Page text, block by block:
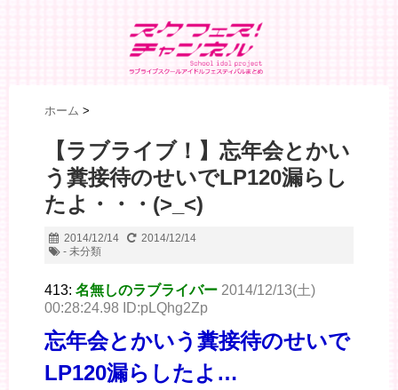
ホーム >
【ラブライブ！】忘年会とかい
う糞接待のせいでLP120漏らし
たよ・・・(>_<)
2014/12/14
2014/12/14
- 未分類
413: 名無しのラブライバー 2014/12/13(土)
00:28:24.98 ID:pLQhg2Zp
忘年会とかいう糞接待のせいで
LP120漏らしたよ…